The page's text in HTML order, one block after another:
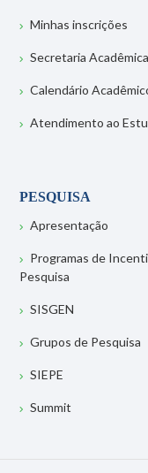
Minhas inscrições
Secretaria Acadêmica
Calendário
Atendimento ao
PESQUISA
Apresentação
Programas de
Pesquisa
SISGEN
Grupos de Pesquisa
SIEPE
Summit